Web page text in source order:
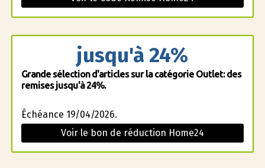
jusqu'à 24%
Grande sélection d'articles sur la catégorie Outlet: des
remises jusqu'à 24%.
Échéance 19/04/2026.
Voir le bon de réduction Home24